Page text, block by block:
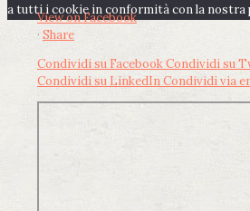
View on Facebook
· Share
Condividi su FacebookCondividi su
Condividi su LinkedInCondividi via
a tutti i cookie in conformità con la nostra